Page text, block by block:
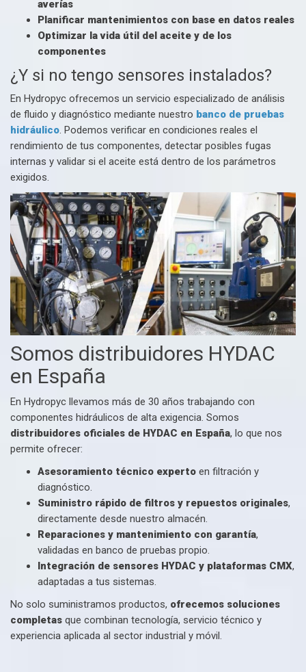
averías
Planificar mantenimientos con base en datos reales
Optimizar la vida útil del aceite y de los
componentes
¿Y si no tengo sensores instalados?
En Hydropyc ofrecemos un servicio especializado de análisis
de fluido y diagnóstico mediante nuestro banco de pruebas
hidráulico. Podemos verificar en condiciones reales el
rendimiento de tus componentes, detectar posibles fugas
internas y validar si el aceite está dentro de los parámetros
exigidos.
Somos distribuidores HYDAC
en España
En Hydropyc llevamos más de 30 años trabajando con
componentes hidráulicos de alta exigencia. Somos
distribuidores oficiales de HYDAC en España, lo que nos
permite ofrecer:
Asesoramiento técnico experto en filtración y
diagnóstico.
Suministro rápido de filtros y repuestos originales,
directamente desde nuestro almacén.
Reparaciones y mantenimiento con garantía,
validadas en banco de pruebas propio.
Integración de sensores HYDAC y plataformas CMX,
adaptadas a tus sistemas.
No solo suministramos productos, ofrecemos soluciones
completas que combinan tecnología, servicio técnico y
experiencia aplicada al sector industrial y móvil.